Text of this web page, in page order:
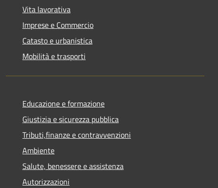
Vita lavorativa
Imprese e Commercio
Catasto e urbanistica
Mobilità e trasporti
Educazione e formazione
Giustizia e sicurezza pubblica
Tributi,finanze e contravvenzioni
Ambiente
Salute, benessere e assistenza
Autorizzazioni